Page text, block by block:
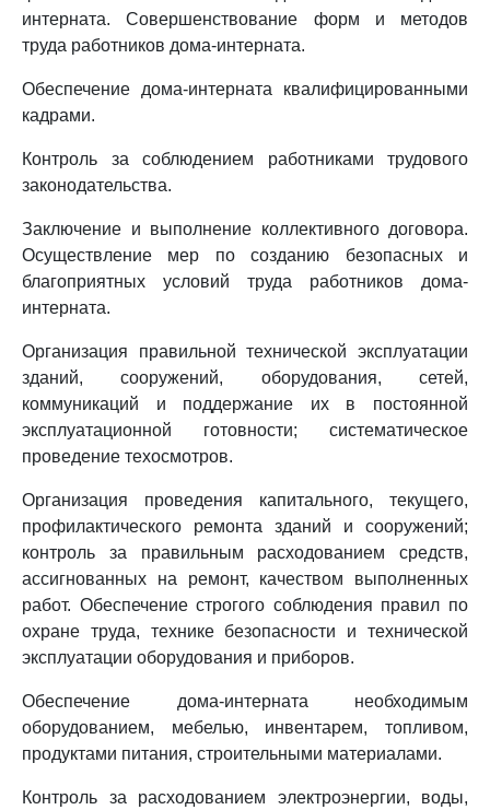
интерната. Совершенствование форм и методов
труда работников дома-интерната.
Обеспечение дома-интерната квалифицированными
кадрами.
Контроль за соблюдением работниками трудового
законодательства.
Заключение и выполнение коллективного договора.
Осуществление мер по созданию безопасных и
благоприятных условий труда работников дома-
интерната.
Организация правильной технической эксплуатации
зданий, сооружений, оборудования, сетей,
коммуникаций и поддержание их в постоянной
эксплуатационной готовности; систематическое
проведение техосмотров.
Организация проведения капитального, текущего,
профилактического ремонта зданий и сооружений;
контроль за правильным расходованием средств,
ассигнованных на ремонт, качеством выполненных
работ. Обеспечение строгого соблюдения правил по
охране труда, технике безопасности и технической
эксплуатации оборудования и приборов.
Обеспечение дома-интерната необходимым
оборудованием, мебелью, инвентарем, топливом,
продуктами питания, строительными материалами.
Контроль за расходованием электроэнергии, воды,